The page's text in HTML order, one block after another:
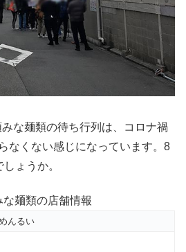
な麺類の待ち行列は、コロナ禍
なくない感じになっています。8
ょうか。
な麺類の店舗情報
んるい